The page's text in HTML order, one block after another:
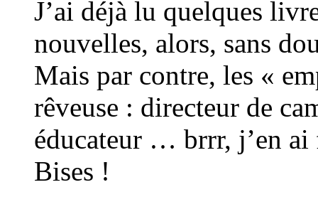
J’ai déjà lu quelques
nouvelles, alors, sans
Mais par contre, les «
rêveuse : directeur de
éducateur … brrr, j’en
Bises !